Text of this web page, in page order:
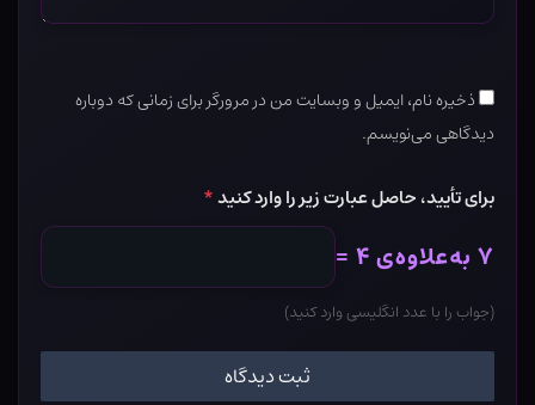
ذخیره نام، ایمیل و وبسایت من در مرورگر برای زمانی که دوباره
دیدگاهی می‌نویسم.
برای تأیید، حاصل عبارت زیر را وارد کنید*
۷ به‌علاوه‌ی ۴ =
(جواب را با عدد انگلیسی وارد کنید)